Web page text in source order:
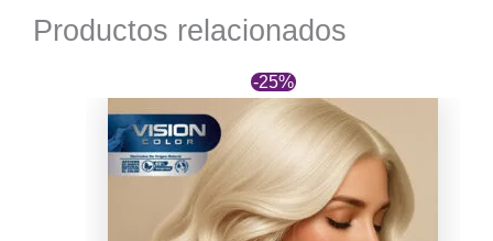
Productos relacionados
-25%